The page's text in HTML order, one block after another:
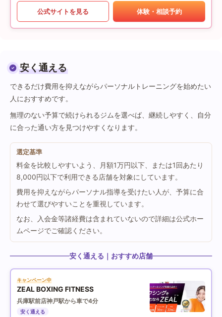
公式サイトを見る 体験・相談予約
安く通える
できるだけ費用を抑えながらパーソナルトレーニングを始めたい
人におすすめです。
無理のない予算で続けられるジムを選べば、継続しやすく、自分
に合った通い方を見つけやすくなります。
選定基準
料金を比較しやすいよう、月額1万円以下、または1回あたり
8,000円以下で利用できる店舗を対象にしています。
費用を抑えながらパーソナル指導を受けたい人が、予算に合
わせて選びやすいことを重視しています。
なお、入会金等諸経費は含まれていないので詳細は公式ホー
ムページでご確認ください。
安く通える｜おすすめ店舗
キャンペーン中
ZEAL BOXING FITNESS
兵庫駅前店神戸駅から車で4分
安く通える